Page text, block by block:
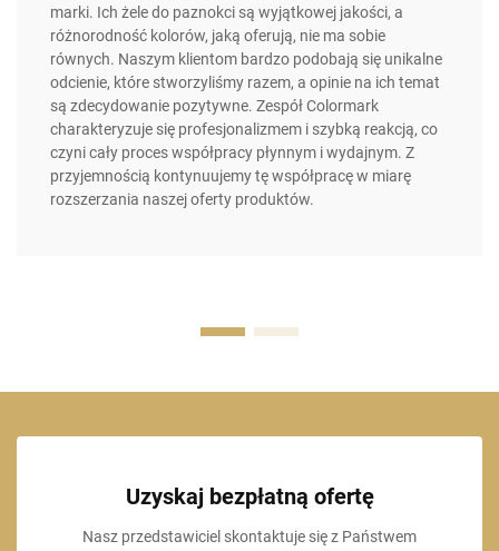
marki. Ich żele do paznokci są wyjątkowej jakości, a
różnorodność kolorów, jaką oferują, nie ma sobie
równych. Naszym klientom bardzo podobają się unikalne
odcienie, które stworzyliśmy razem, a opinie na ich temat
są zdecydowanie pozytywne. Zespół Colormark
charakteryzuje się profesjonalizmem i szybką reakcją, co
czyni cały proces współpracy płynnym i wydajnym. Z
przyjemnością kontynuujemy tę współpracę w miarę
rozszerzania naszej oferty produktów.
Uzyskaj bezpłatną ofertę
Nasz przedstawiciel skontaktuje się z Państwem